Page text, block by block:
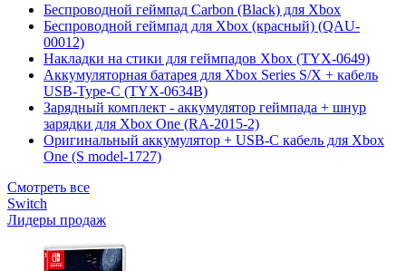
Беспроводной геймпад Carbon (Black) для Xbox
Беспроводной геймпад для Xbox (красный) (QAU-
00012)
Накладки на стики для геймпадов Xbox (TYX-0649)
Аккумуляторная батарея для Xbox Series S/X + кабель
USB-Type-C (TYX-0634B)
Зарядный комплект - аккумулятор геймпада + шнур
зарядки для Xbox One (RA-2015-2)
Оригинальный аккумулятор + USB-C кабель для Xbox
One (S model-1727)
Смотреть все
Switch
Лидеры продаж